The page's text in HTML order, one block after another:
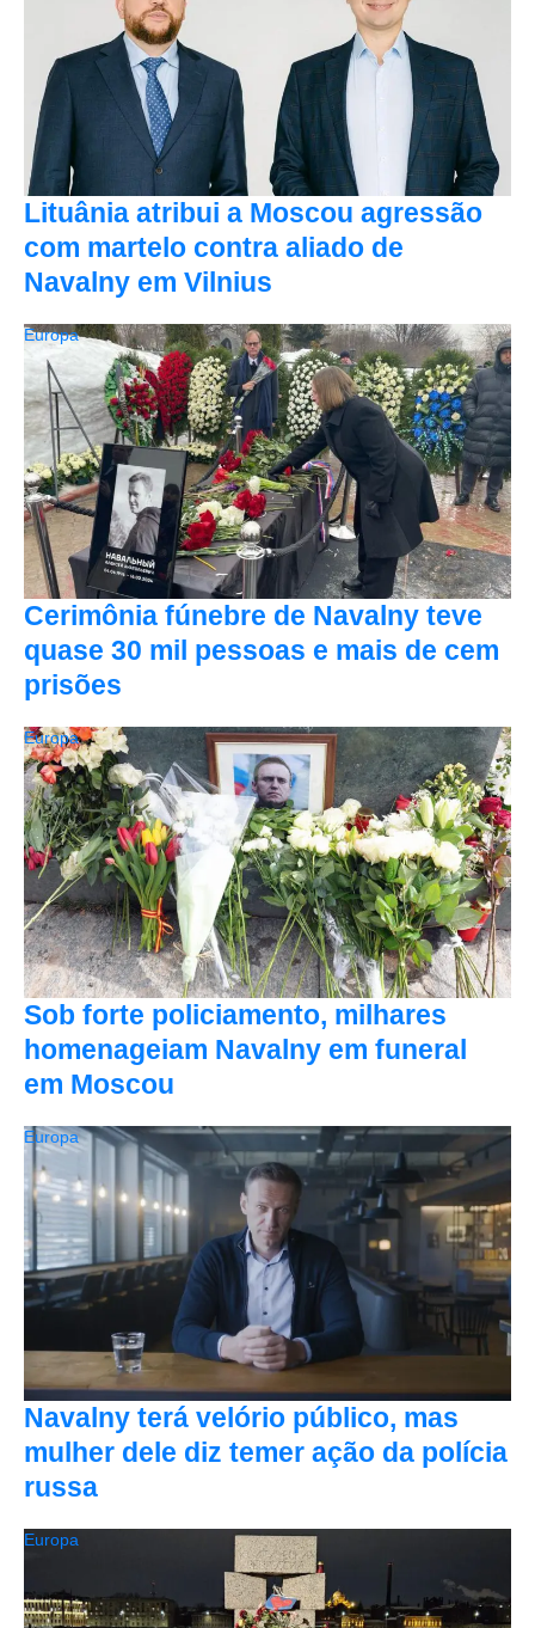
Lituânia atribui a Moscou agressão
com martelo contra aliado de
Navalny em Vilnius
Cerimônia fúnebre de Navalny teve
quase 30 mil pessoas e mais de cem
prisões
Europa
Sob forte policiamento, milhares
homenageiam Navalny em funeral
em Moscou
Europa
Navalny terá velório público, mas
mulher dele diz temer ação da polícia
russa
Europa
Europa